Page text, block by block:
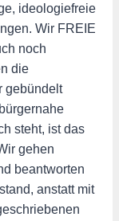
ideologiefreie
Wir FREIE
noch
die
gebündelt
steht, ist das
gehen
beantworten
anstatt mit